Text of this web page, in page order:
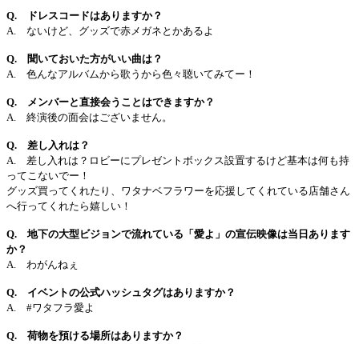
Q. ドレスコードはありますか？
A. ないけど、グッズで赤メガネとかあるよ
Q. 聞いておいた方がいい曲は？
A. 色んなアルバムから歌うから色々聴いてみてー！
Q. メンバーと直接会うことはできますか？
A. 終演後の面会はございません。
Q. 差し入れは？
A. 差し入れは？ロビーにプレゼントボックス設置するけど基本は何も持
ってこないでー！
グッズ買ってくれたり、ワタナベフラワーを応援してくれている店舗さん
へ行ってくれたら嬉しい！
Q. 地下の大型ビジョンで流れている「愛よ」の宣伝映像は当日あります
か？
A. わがんねぇ
Q. イベントの公式ハッシュタグはありますか？
A. #ワタフラ愛よ
Q. 荷物を預ける場所はありますか？